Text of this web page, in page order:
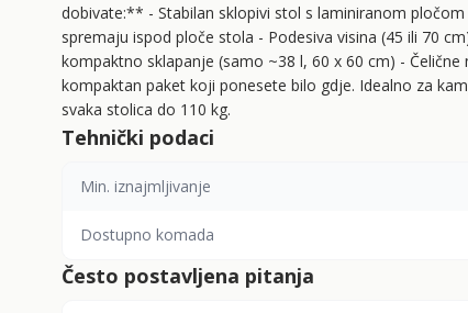
dobivate:** - Stabilan sklopivi stol s laminiranom
spremaju ispod ploče stola - Podesiva visina (45 ili 70
kompaktno sklapanje (samo ~38 l, 60 x 60 cm) -
kompaktan paket koji ponesete bilo gdje. Idealno za
svaka stolica do 110 kg.
Tehnički podaci
Min. iznajmljivanje
Dostupno komada
Često postavljena pitanja